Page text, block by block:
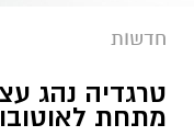
חדשות
טרגדיה נהג
מתחת